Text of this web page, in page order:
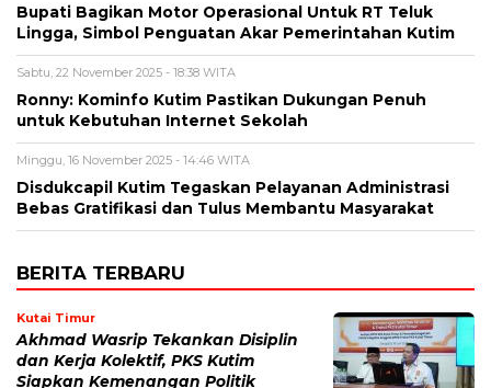
Bupati Bagikan Motor Operasional Untuk RT Teluk
Lingga, Simbol Penguatan Akar Pemerintahan Kutim
Sabtu, 22 November 2025 - 18:38 WITA
Ronny: Kominfo Kutim Pastikan Dukungan Penuh
untuk Kebutuhan Internet Sekolah
Minggu, 16 November 2025 - 14:46 WITA
Disdukcapil Kutim Tegaskan Pelayanan Administrasi
Bebas Gratifikasi dan Tulus Membantu Masyarakat
BERITA TERBARU
Kutai Timur
Akhmad Wasrip Tekankan Disiplin
dan Kerja Kolektif, PKS Kutim
Siapkan Kemenangan Politik